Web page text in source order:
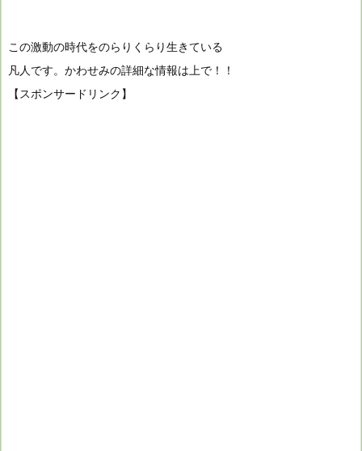
この激動の時代をのらりくらり生きている
凡人です。かわせみの詳細な情報は上で！！
【スポンサードリンク】